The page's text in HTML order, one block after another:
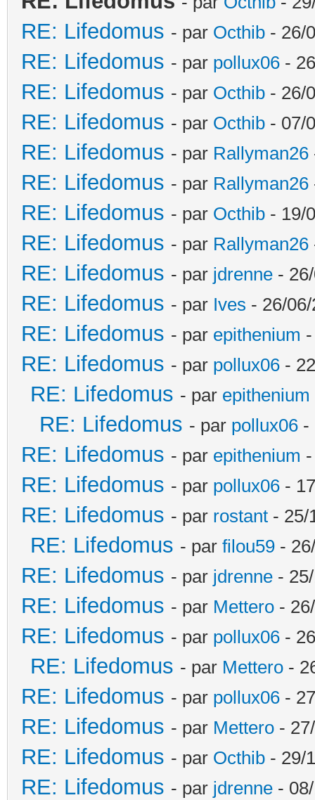
RE: Lifedomus - par Octhib - 26/
RE: Lifedomus - par pollux06 -
RE: Lifedomus - par Octhib - 26/
RE: Lifedomus - par Octhib - 07/
RE: Lifedomus - par Rallyman26
RE: Lifedomus - par Rallyman26
RE: Lifedomus - par Octhib - 19/
RE: Lifedomus - par Rallyman26
RE: Lifedomus - par jdrenne -
RE: Lifedomus - par Ives - 26/
RE: Lifedomus - par epithenium
RE: Lifedomus - par pollux06 -
RE: Lifedomus - par epithenium
RE: Lifedomus - par pollux06 -
RE: Lifedomus - par epithenium
RE: Lifedomus - par pollux06 -
RE: Lifedomus - par rostant - 25/
RE: Lifedomus - par filou59 -
RE: Lifedomus - par jdrenne -
RE: Lifedomus - par Mettero -
RE: Lifedomus - par pollux06 -
RE: Lifedomus - par Mettero -
RE: Lifedomus - par pollux06 -
RE: Lifedomus - par Mettero -
RE: Lifedomus - par Octhib - 29/
RE: Lifedomus - par jdrenne -